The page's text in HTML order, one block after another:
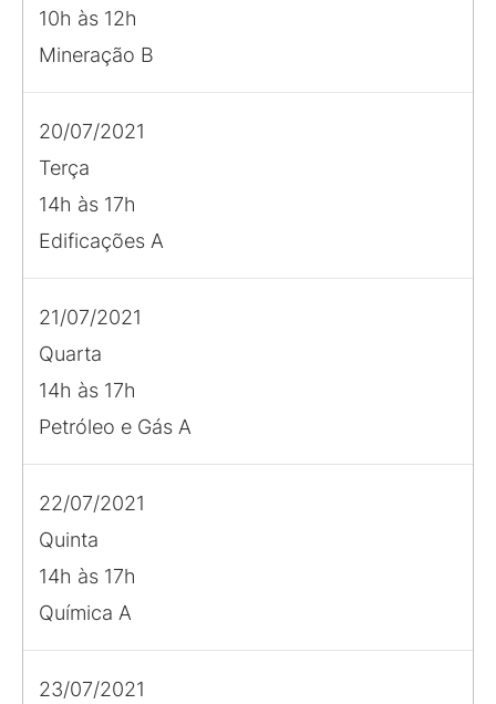
10h às 12h
Mineração B
20/07/2021
Terça
14h às 17h
Edificações A
21/07/2021
Quarta
14h às 17h
Petróleo e Gás A
22/07/2021
Quinta
14h às 17h
Química A
23/07/2021